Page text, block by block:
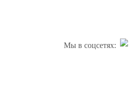
Мы в соцсетях: